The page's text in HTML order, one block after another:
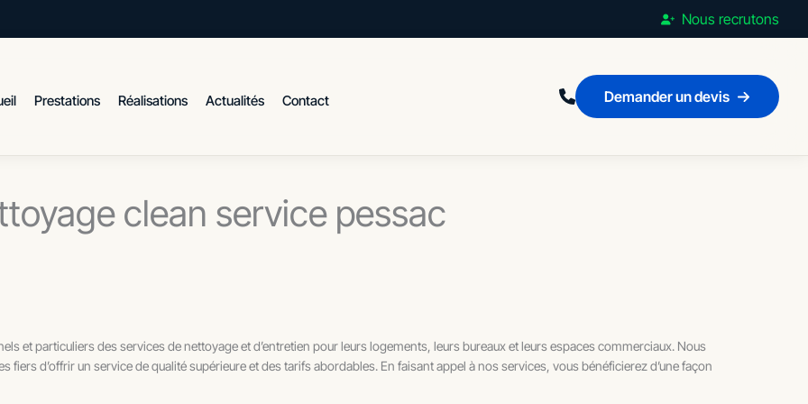
Nous recrutons
Prestations Réalisations Actualités Contact Demander un devis
clean service pessac
et particuliers des services de nettoyage et d’entretien pour leurs logements, leurs bureaux et leurs espaces commerciaux. Nous
d’offrir un service de qualité supérieure et des tarifs abordables. En faisant appel à nos services, vous bénéficierez d’une façon